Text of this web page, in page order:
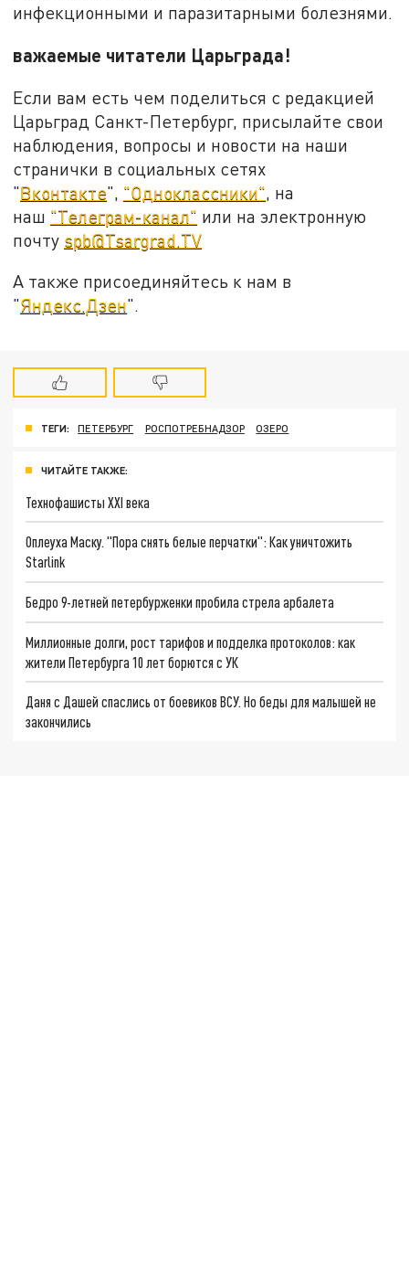
инфекционными и паразитарными болезнями.
важаемые читатели Царьграда!
Если вам есть чем поделиться с редакцией
Царьград Санкт-Петербург, присылайте свои
наблюдения, вопросы и новости на наши
странички в социальных сетях
"Вконтакте", "Одноклассники" , на
наш "Телеграм-канал" или на электронную
почту spb@Tsargrad.TV
А также присоединяйтесь к нам в
"Яндекс.Дзен".
ТЕГИ: ПЕТЕРБУРГ РОСПОТРЕБНАДЗОР ОЗЕРО
ЧИТАЙТЕ ТАКЖЕ:
Технофашисты XXI века
Оплеуха Маску. "Пора снять белые перчатки": Как уничтожить
Starlink
Бедро 9-летней петербурженки пробила стрела арбалета
Миллионные долги, рост тарифов и подделка протоколов: как
жители Петербурга 10 лет борются с УК
Даня с Дашей спаслись от боевиков ВСУ. Но беды для малышей не
закончились